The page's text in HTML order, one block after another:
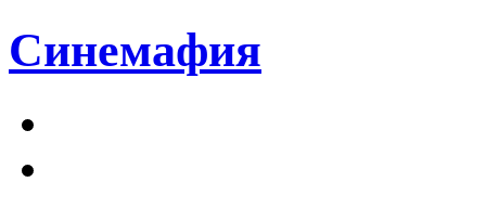
Синемафия